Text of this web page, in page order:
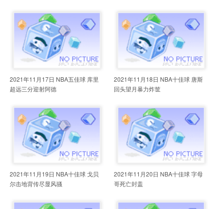
2021年11月17日 NBA五佳球 库里
超远三分迎射阿德
2021年11月18日 NBA十佳球 唐斯
回头望月暴力炸筐
2021年11月19日 NBA十佳球 戈贝
尔击地背传尽显风骚
2021年11月20日 NBA十佳球 字母
哥死亡封盖